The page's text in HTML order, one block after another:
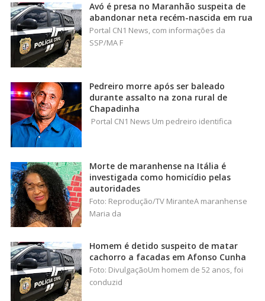
Avó é presa no Maranhão suspeita de
abandonar neta recém-nascida em rua
Portal CN1 News, com informações da
SSP/MA F
Pedreiro morre após ser baleado
durante assalto na zona rural de
Chapadinha
Portal CN1 News Um pedreiro identifica
Morte de maranhense na Itália é
investigada como homicídio pelas
autoridades
Foto: Reprodução/TV MiranteA maranhense
Maria da
Homem é detido suspeito de matar
cachorro a facadas em Afonso Cunha
Foto: DivulgaçãoUm homem de 52 anos, foi
conduzid